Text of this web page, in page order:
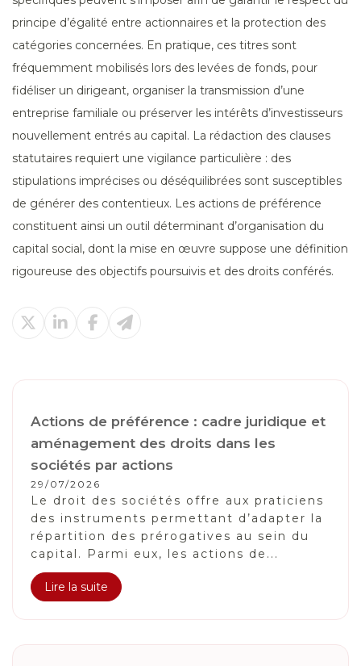
principe d’égalité entre actionnaires et la protection des
catégories concernées. En pratique, ces titres sont
fréquemment mobilisés lors des levées de fonds, pour
fidéliser un dirigeant, organiser la transmission d’une
entreprise familiale ou préserver les intérêts d’investisseurs
nouvellement entrés au capital. La rédaction des clauses
statutaires requiert une vigilance particulière : des
stipulations imprécises ou déséquilibrées sont susceptibles
de générer des contentieux. Les actions de préférence
constituent ainsi un outil déterminant d’organisation du
capital social, dont la mise en œuvre suppose une définition
rigoureuse des objectifs poursuivis et des droits conférés.
Actions de préférence : cadre juridique et
aménagement des droits dans les
sociétés par actions
29/07/2026
Le droit des sociétés offre aux praticiens
des instruments permettant d’adapter la
répartition des prérogatives au sein du
capital. Parmi eux, les actions de...
Lire la suite